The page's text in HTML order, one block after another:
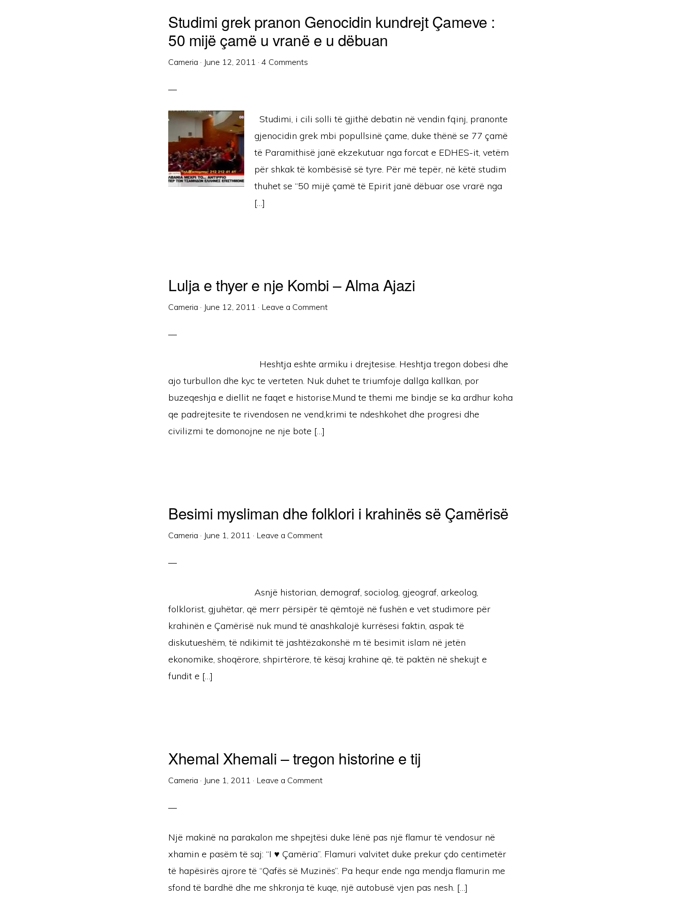
Studimi grek pranon Genocidin kundrejt Çameve :
50 mijë çamë u vranë e u dëbuan
Cameria · June 12, 2011 · 4 Comments
Studimi, i cili solli të gjithë debatin në vendin fqinj, pranonte
gjenocidin grek mbi popullsinë çame, duke thënë se 77 çamë
të Paramithisë janë ekzekutuar nga forcat e EDHES-it, vetëm
për shkak të kombësisë së tyre. Për më tepër, në këtë studim
thuhet se “50 mijë çamë të Epirit janë dëbuar ose vrarë nga
[…]
Lulja e thyer e nje Kombi – Alma Ajazi
Cameria · June 12, 2011 · Leave a Comment
Heshtja eshte armiku i drejtesise. Heshtja tregon dobesi dhe
ajo turbullon dhe kyc te verteten. Nuk duhet te triumfoje dallga kallkan, por
buzeqeshja e diellit ne faqet e historise.Mund te themi me bindje se ka ardhur koha
qe padrejtesite te rivendosen ne vend,krimi te ndeshkohet dhe progresi dhe
civilizmi te domonojne ne nje bote […]
Besimi mysliman dhe folklori i krahinës së Çamërisë
Cameria · June 1, 2011 · Leave a Comment
Asnjë historian, demograf, sociolog, gjeograf, arkeolog,
folklorist, gjuhëtar, që merr përsipër të qëmtojë në fushën e vet studimore për
krahinën e Çamërisë nuk mund të anashkalojë kurrësesi faktin, aspak të
diskutueshëm, të ndikimit të jashtëzakonshë m të besimit islam në jetën
ekonomike, shoqërore, shpirtërore, të kësaj krahine që, të paktën në shekujt e
fundit e […]
Xhemal Xhemali – tregon historine e tij
Cameria · June 1, 2011 · Leave a Comment
Një makinë na parakalon me shpejtësi duke lënë pas një flamur të vendosur në
xhamin e pasëm të saj: “I ♥ Çamëria”. Flamuri valvitet duke prekur çdo centimetër
të hapësirës ajrore të “Qafës së Muzinës”. Pa hequr ende nga mendja flamurin me
sfond të bardhë dhe me shkronja të kuqe, një autobusë vjen pas nesh. […]